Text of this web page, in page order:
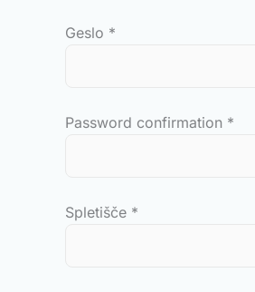
Geslo *
Password confirmation *
Spletišče *